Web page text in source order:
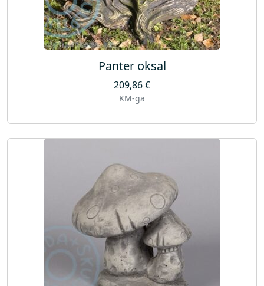
Panter oksal
209,86€
KM-ga